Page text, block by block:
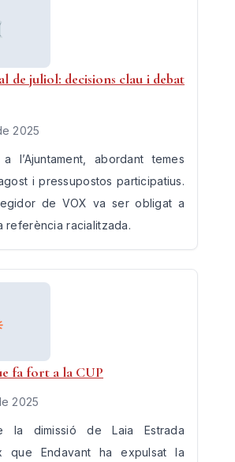
de juliol: decisions clau i debat
2025
l’Ajuntament, abordant temes
i pressupostos participatius.
de VOX va ser obligat a
referència racialitzada.
fa fort a la CUP
2025
la dimissió de Laia Estrada
que Endavant ha expulsat la